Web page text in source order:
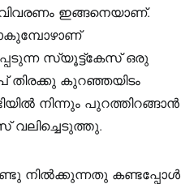
ഇങ്ങനെയാണ്.
സ്യൂട്ട്കേസ് ഒരു
തിരക്കു കുറഞ്ഞയിടം
നിന്നും പുറത്തിറങ്ങാൻ
വലിച്ചെടുത്തു.
നിൽക്കുന്നതു കണ്ടപ്പോള്‍